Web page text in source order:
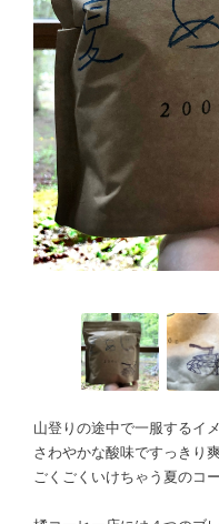
山登りの途中で一服するイ
さわやかな酸味ですっきり
ごくごくいけちゃう夏のコ